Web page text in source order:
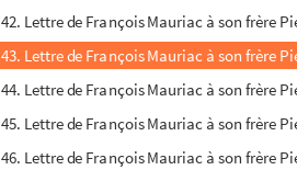
42. Lettre de François Mauriac à son frère
43. Lettre de François Mauriac à son frère
44. Lettre de François Mauriac à son frère
45. Lettre de François Mauriac à son frère
46. Lettre de François Mauriac à son frère